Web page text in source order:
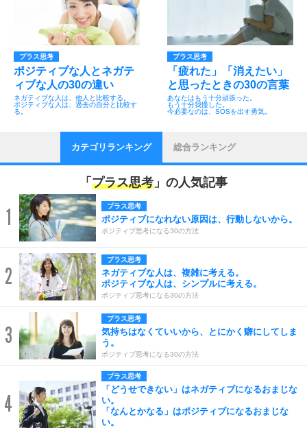
プラス思考
ポジティブな人とネガテ
ィブな人の30の違い
ネガティブな人は、他人と比較する。
ポジティブな人は、過去の自分と比較す
る。
プラス思考
「疲れた」「消えたい」
と思ったときの30の言葉
あなたはもう十分頑張った。
もう十分我慢した。
今必要なのは、SOSを出す勇気。
カテゴリランキング 総合ランキング
「 プラス思考 」の人気記事
1 プラス思考
ポジティブになれない原因は、行動しないから。
ポジティブ思考になる30の方法
2
プラス思考
ネガティブな人は、複雑に考える。
ポジティブな人は、シンプルに考える。
ポジティブ思考になる30の方法
3
プラス思考
気持ちはなくていいから、とにかく癖にしてしま
う。
ポジティブ思考になる30の方法
4
プラス思考
「どうせできない」はネガティブになるおまじな
い。
「なんとかなる」はポジティブになるおまじな
い。